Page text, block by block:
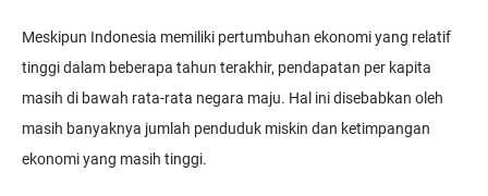
Meskipun Indonesia memiliki pertumbuhan ekonomi yang relatif
tinggi dalam beberapa tahun terakhir, pendapatan per kapita
masih di bawah rata-rata negara maju. Hal ini disebabkan oleh
masih banyaknya jumlah penduduk miskin dan ketimpangan
ekonomi yang masih tinggi.